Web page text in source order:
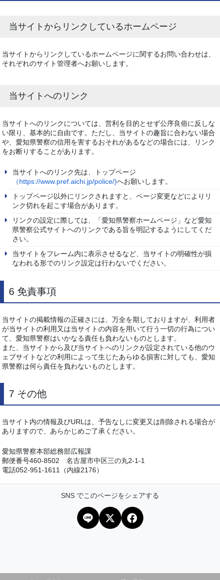
当サイトからリンクしているホームページ
当サイトからリンクしているホームページに関するお問い合わせは、
それぞれのサイト管理者へお願いします。
当サイトへのリンク
当サイトへのリンクについては、営利を目的とせず公序良俗に反しな
い限り、基本的に自由です。ただし、当サイトの趣旨に合わない場合
や、愛知県警察の信用を害するおそれがあるなどの場合には、リンク
をお断りすることがあります。
当サイトへのリンク先は、トップページ
（https://www.pref.aichi.jp/police/)へお願いします。
トップページ以外にリンクされますと、ページ変更などによりリ
ンク切れを起こす場合があります。
リンクの設定に際しては、「愛知県警察ホームページ」など愛知
県警察公式サイトへのリンクである旨を明記するようにしてくだ
さい。
当サイトをフレーム内に表示させるなど、当サイトの明確性が損
なわれる形でのリンク設定は行わないでください。
6 免責事項
当サイトの掲載情報の正確さには、万全を期しておりますが、利用者
が当サイトの利用又は当サイトの内容を用いて行う一切の行為につい
て、愛知県警察はいかなる責任も負わないものとします。
また、当サイトから及び当サイトへのリンクが設定されている他のウ
ェブサイトなどの利用によって生じたあらゆる損害に対しても、愛知
県警察は何ら責任を負わないものとします。
7 その他
当サイト内の情報及びURLは、予告なしに変更又は削除される場合が
ありますので、あらかじめご了承ください。
愛知県警察本部総務部広報課
郵便番号460-8502 名古屋市中区三の丸2-1-1
電話052-951-1611（内線2176）
SNS でこのページをシェアする